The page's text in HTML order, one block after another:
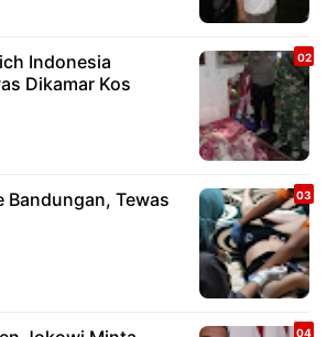
Indonesia
Dikamar Kos
Bandungan, Tewas